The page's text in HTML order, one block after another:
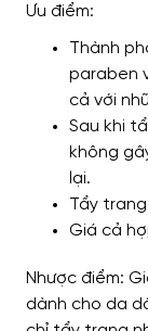
Ưu điểm:
Thành
paraben
cả với
Sau khi
không
lại.
Tẩy
Giá cả
Nhược điểm:
dành cho da